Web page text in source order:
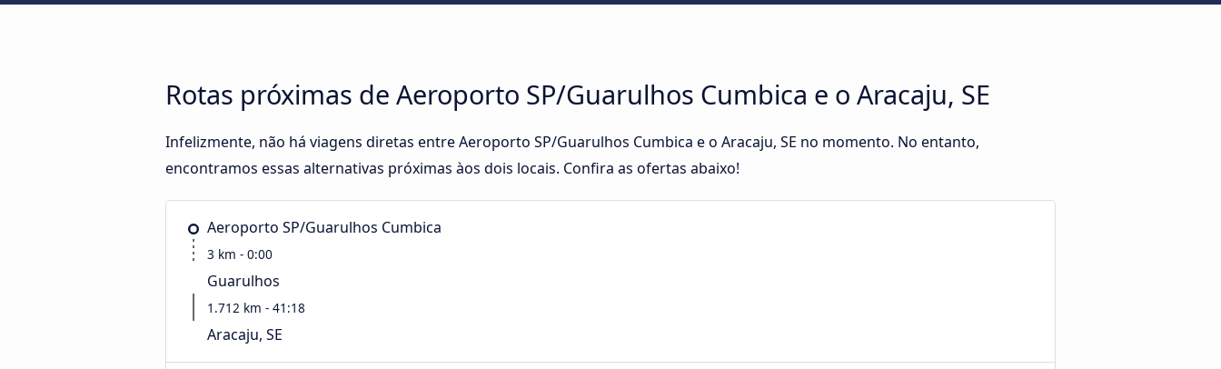
Rotas próximas de Aeroporto SP/Guarulhos Cumbica e o Aracaju, SE
Infelizmente, não há viagens diretas entre Aeroporto SP/Guarulhos Cumbica e o Aracaju, SE no momento. No entanto,
encontramos essas alternativas próximas àos dois locais. Confira as ofertas abaixo!
Aeroporto SP/Guarulhos Cumbica
3 km - 0:00
Guarulhos
1.712 km - 41:18
Aracaju, SE